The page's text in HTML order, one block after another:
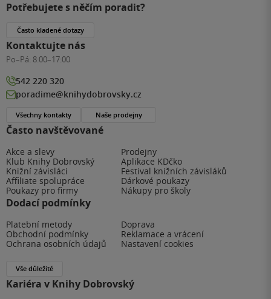
Často navštěvované
Akce a slevy
Prodejny
Klub Knihy Dobrovský
Aplikace KDčko
Knižní závisláci
Festival knižních závisláků
Affiliate spolupráce
Dárkové poukazy
Poukazy pro firmy
Nákupy pro školy
Dodací podmínky
Platební metody
Doprava
Obchodní podmínky
Reklamace a vrácení
Ochrana osobních údajů
Nastavení cookies
Vše důležité
Kariéra v Knihy Dobrovský
Potřebujete s něčím poradit?
Často kladené dotazy
Kontaktujte nás
Po–Pá: 8:00–17:00
542 220 320
poradime@knihydobrovsky.cz
Všechny kontakty Naše prodejny